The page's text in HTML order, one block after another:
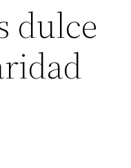
dulce